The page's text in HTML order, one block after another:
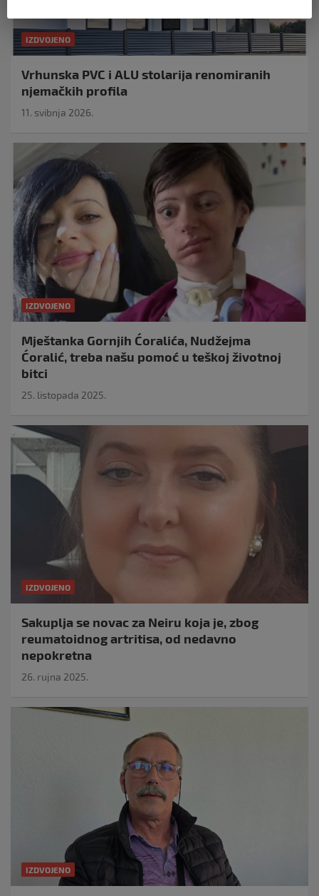
IZDVOJENO
Vrhunska PVC i ALU stolarija renomiranih
njemačkih profila
11. svibnja 2026.
IZDVOJENO
Mještanka Gornjih Ćoralića, Nudžejma
Ćoralić, treba našu pomoć u teškoj životnoj
bitci
25. listopada 2025.
IZDVOJENO
Sakuplja se novac za Neiru koja je, zbog
reumatoidnog artritisa, od nedavno
nepokretna
26. rujna 2025.
IZDVOJENO